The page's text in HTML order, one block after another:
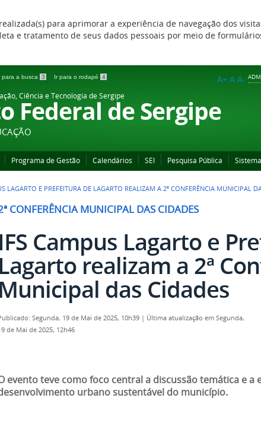
para aprimorar a experiência de navegação dos
e tratamento de seus dados pessoais por meio de
para a busca 3 Ir para o rodapé 4 A+ A A-
Ciência e Tecnologia de Sergipe
Federal de Sergipe
Programa de Gestão Calendários SEI Pesquisa Pública
LAGARTO E PREFEITURA DE LAGARTO REALIZAM A 2ª CONFERÊNCIA MUNICIPAL
CONFERÊNCIA MUNICIPAL DAS CIDADES
IFS Campus Lagarto e
Lagarto realizam a 2ª
Municipal das Cidades
Segunda, 19 de Mai de 2025, 10h39 | Última atualização em Segunda,
de Mai de 2025, 12h46
evento teve como foco central a discussão temática e
urbano sustentável do município.